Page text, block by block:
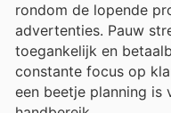
rondom de lopende
advertenties. Pauw
toegankelijk en
constante focus op
een beetje planning is